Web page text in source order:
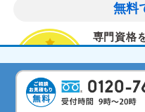
無料
専門資格
対策を提